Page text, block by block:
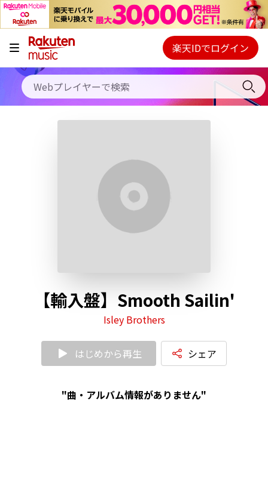
キャンペーン
料金プラン
使い方
Webプレイヤー
ご契約内容の確認・変更
楽天IDでログイン
【輸入盤】Smooth Sailin'
Isley Brothers
はじめから再生 シェア
"曲・アルバム情報がありません"